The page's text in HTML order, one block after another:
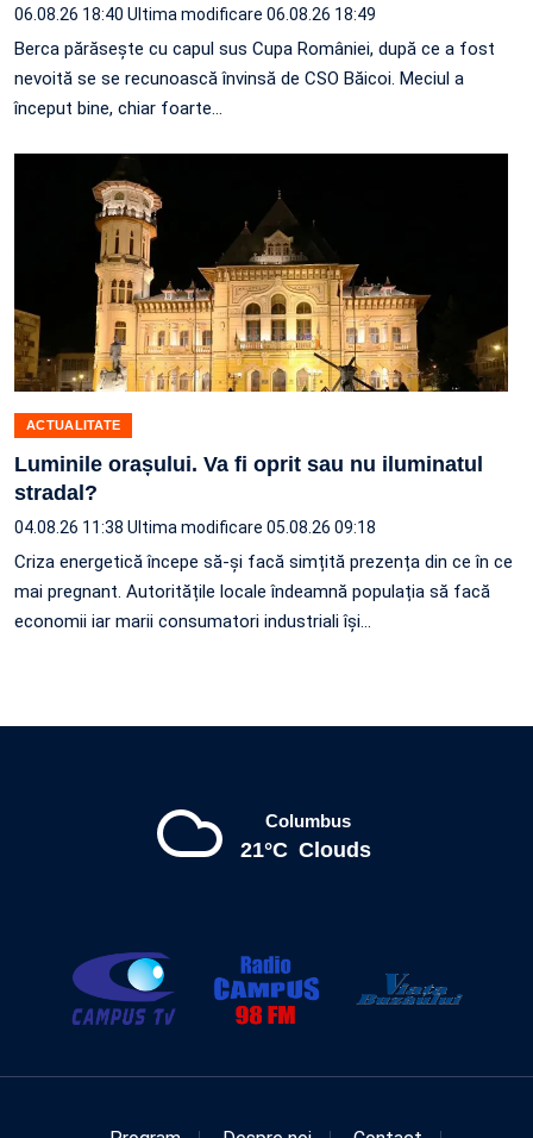
06.08.26 18:40 Ultima modificare 06.08.26 18:49
Berca părăsește cu capul sus Cupa României, după ce a fost
nevoită se se recunoască învinsă de CSO Băicoi. Meciul a
început bine, chiar foarte…
ACTUALITATE
Luminile orașului. Va fi oprit sau nu iluminatul
stradal?
04.08.26 11:38 Ultima modificare 05.08.26 09:18
Criza energetică începe să-și facă simțită prezența din ce în ce
mai pregnant. Autoritățile locale îndeamnă populația să facă
economii iar marii consumatori industriali își…
Columbus
21°C Clouds